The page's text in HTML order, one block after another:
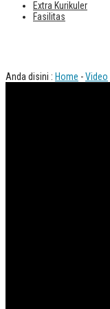
Extra Kurikuler
Fasilitas
Anda disini : Home -Video